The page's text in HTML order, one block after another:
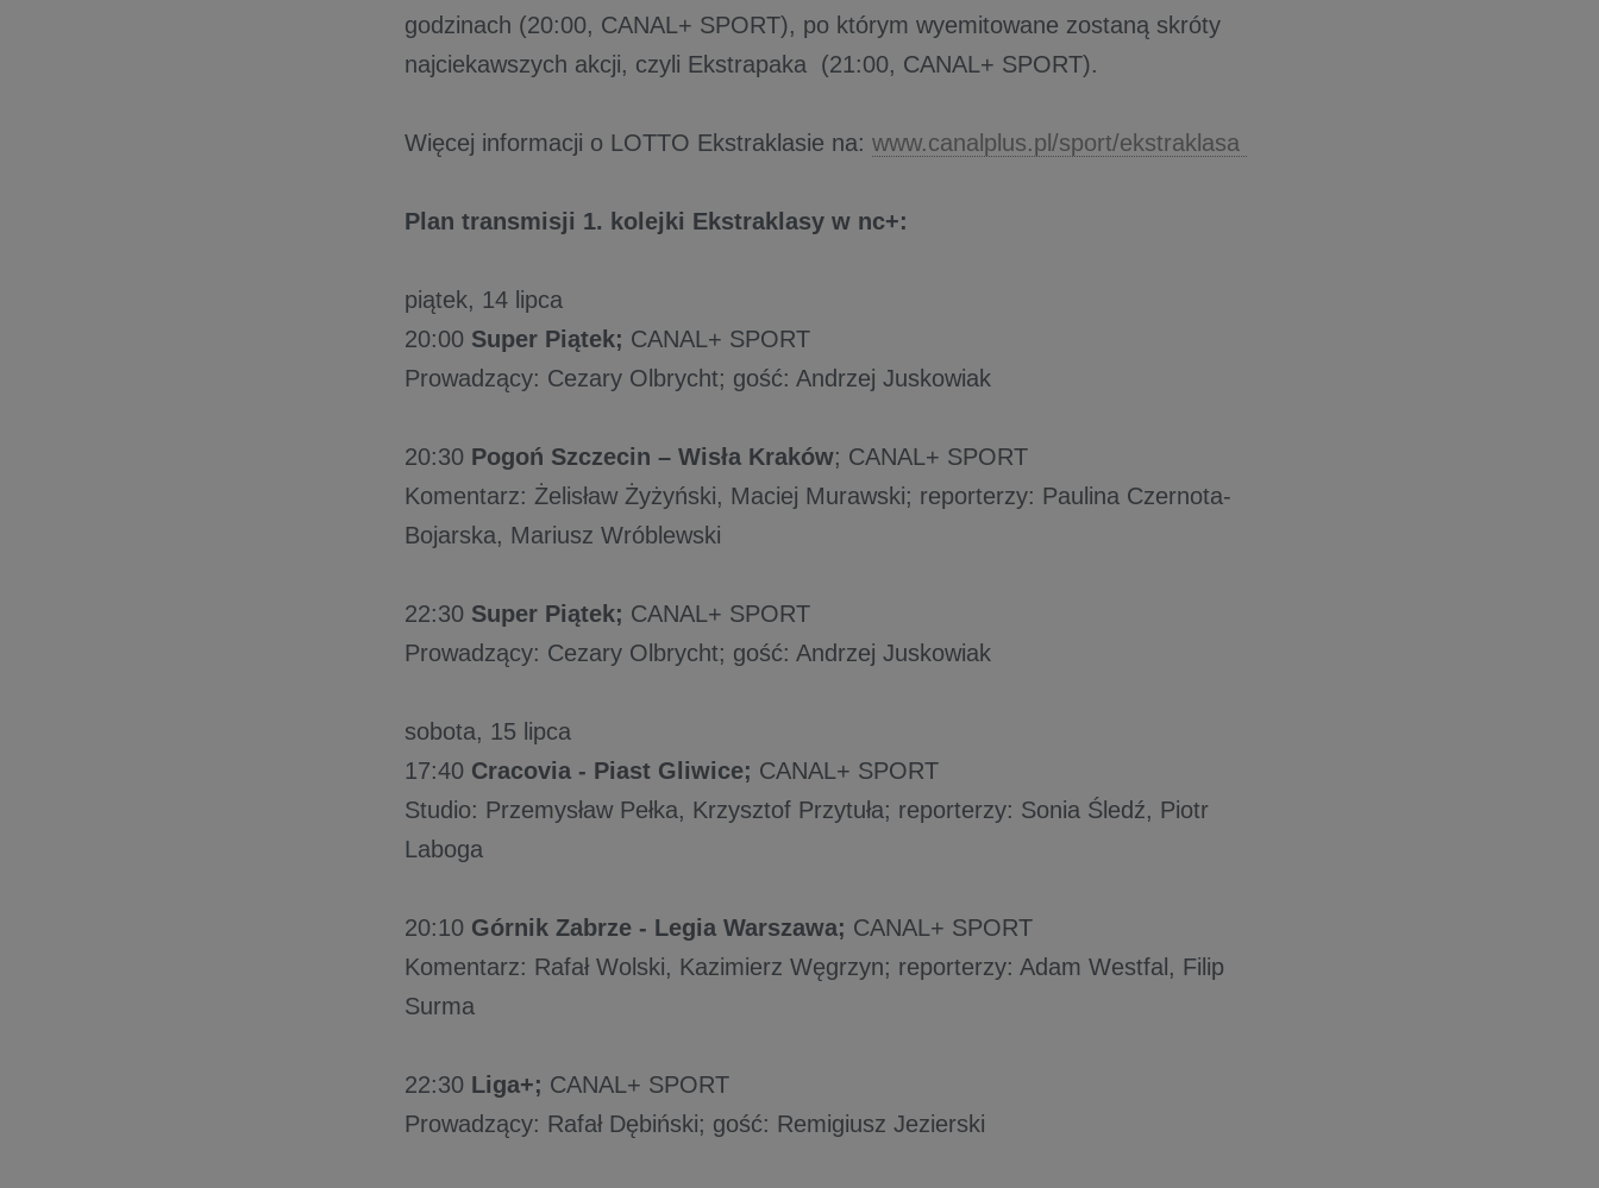
godzinach (20:00, CANAL+ SPORT), po którym wyemitowane zostaną skróty
najciekawszych akcji, czyli Ekstrapaka (21:00, CANAL+ SPORT).
Więcej informacji o LOTTO Ekstraklasie na: www.canalplus.pl/sport/ekstraklasa
Plan transmisji 1. kolejki Ekstraklasy w nc+:
piątek, 14 lipca
20:00 Super Piątek; CANAL+ SPORT
Prowadzący: Cezary Olbrycht; gość: Andrzej Juskowiak
20:30 Pogoń Szczecin – Wisła Kraków; CANAL+ SPORT
Komentarz: Żelisław Żyżyński, Maciej Murawski; reporterzy: Paulina Czernota-
Bojarska, Mariusz Wróblewski
22:30 Super Piątek; CANAL+ SPORT
Prowadzący: Cezary Olbrycht; gość: Andrzej Juskowiak
sobota, 15 lipca
17:40 Cracovia - Piast Gliwice; CANAL+ SPORT
Studio: Przemysław Pełka, Krzysztof Przytuła; reporterzy: Sonia Śledź, Piotr
Laboga
20:10 Górnik Zabrze - Legia Warszawa; CANAL+ SPORT
Komentarz: Rafał Wolski, Kazimierz Węgrzyn; reporterzy: Adam Westfal, Filip
Surma
22:30 Liga+; CANAL+ SPORT
Prowadzący: Rafał Dębiński; gość: Remigiusz Jezierski